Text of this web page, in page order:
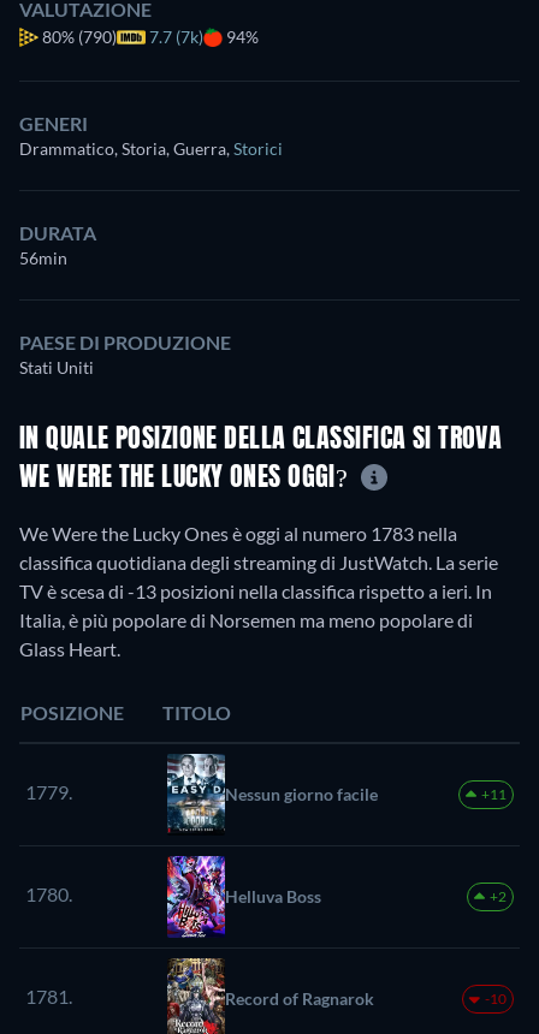
VALUTAZIONE
80% (790) 7.7 (7k) 94%
GENERI
Drammatico, Storia, Guerra,Storici
DURATA
56min
PAESE DI PRODUZIONE
Stati Uniti
IN QUALE POSIZIONE DELLA CLASSIFICA SI TROVA
WE WERE THE LUCKY ONES OGGI?
We Were the Lucky Ones è oggi al numero 1783 nella
classifica quotidiana degli streaming di JustWatch. La serie
TV è scesa di -13 posizioni nella classifica rispetto a ieri. In
Italia, è più popolare di Norsemen ma meno popolare di
Glass Heart.
POSIZIONE TITOLO
1779. Nessun giorno facile +11
1780. Helluva Boss +2
1781. Record of Ragnarok -10